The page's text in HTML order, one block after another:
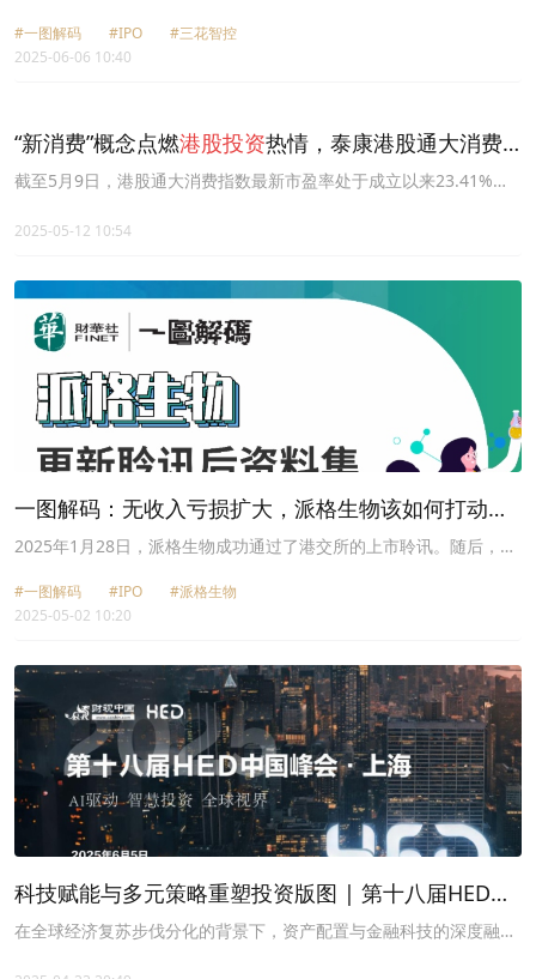
#一图解码 #IPO
#三花智控
2025-06-06 10:40
“新消费”概念点燃港股投资热情，泰康港股通大消费
指数(A类:006786;C类:006787)最新单位净值创近1月
截至5月9日，港股通大消费指数最新市盈率处于成立以来23.41%的
类:006787)连续两个交易日实现上涨，最新单位净值创近1月新高。
2025-05-12 10:54
一图解码：无收入亏损扩大，派格生物该如何打动港
股投资 者？
2025年1月28日，派格生物成功通过了港交所的上市聆讯。随后，在
#一图解码 #IPO
#派格生物
2025-05-02 10:20
科技赋能与多元策略重塑投资版图 | 第十八届HED中
国峰会预告
在全球经济复苏步伐分化的背景下，资产配置与金融科技的深度融合